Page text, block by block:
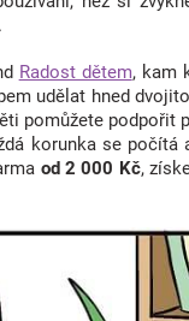
Radost dětem, kam
udělat hned
pomůžete podpořit
korunka se
od 2 000 Kč,